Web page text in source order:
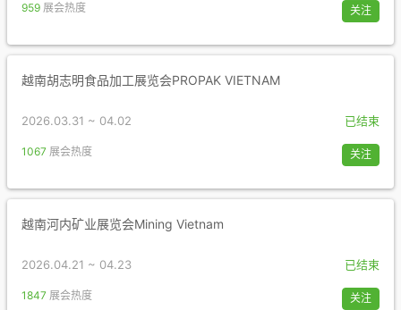
959 展会热度 关注
越南胡志明食品加工展览会PROPAK VIETNAM
2026.03.31 ~ 04.02 已结束
1067 展会热度 关注
越南河内矿业展览会Mining Vietnam
2026.04.21 ~ 04.23 已结束
1847 展会热度 关注